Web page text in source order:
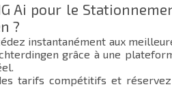
Ai pour le
?
instantanément aux
grâce à une
tarifs compétitifs et